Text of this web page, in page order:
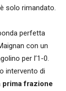
solo rimandato.
perfetta
con un
per l’1-0.
intervento di
prima frazione